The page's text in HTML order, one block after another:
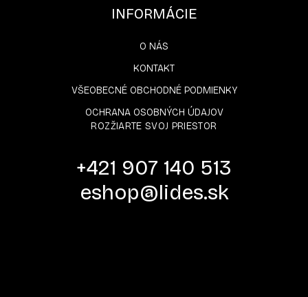
INFORMÁCIE
O NÁS
KONTAKT
VŠEOBECNÉ OBCHODNÉ PODMIENKY
OCHRANA OSOBNÝCH ÚDAJOV
ROZŽIARTE SVOJ PRIESTOR
+421 907 140 513
eshop@lides.sk